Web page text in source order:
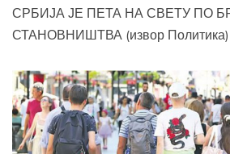
СРБИЈА ЈЕ ПЕТА НА СВЕТУ ПО
СТАНОВНИШТВА (извор Политика)